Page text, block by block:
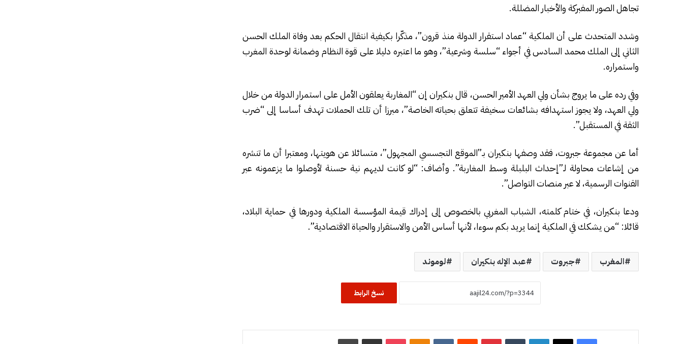
تجاهل الصور المفبركة والأخبار المضللة.
وشدد المتحدث على أن الملكية “عماد استقرار الدولة منذ قرون”، مذكّرا بكيفية انتقال الحكم بعد وفاة الملك الحسن
الثاني إلى الملك محمد السادس في أجواء “سلسة وشرعية”، وهو ما اعتبره دليلا على قوة النظام وضمانة لوحدة المغرب
واستمراره.
وفي رده على ما يروج بشأن ولي العهد الأمير الحسن، قال بنكيران إن “المغاربة يعلقون الأمل على استمرار الدولة من خلال
ولي العهد، ولا يجوز استهدافه بشائعات سخيفة تتعلق بحياته الخاصة”، مبرزا أن تلك الحملات تهدف أساسا إلى “ضرب
الثقة في المستقبل”.
أما عن مجموعة جبروت، فقد وصفها بنكيران بـ”الموقع التجسسي المجهول”، متسائلا عن هويتها، ومعتبرا أن ما تنشره
من إشاعات محاولة لـ”إحداث البلبلة وسط المغاربة”. وأضاف: “لو كانت لديهم نية حسنة لأوصلوا ما يزعمونه عبر
القنوات الرسمية، لا عبر منصات التواصل”.
ودعا بنكيران، في ختام كلمته، الشباب المغربي بالخصوص إلى إدراك قيمة المؤسسة الملكية ودورها في حماية البلاد،
قائلا: “من يشكك في الملكية إنما يريد بكم سوءا، لأنها أساس الأمن والاستقرار والحياة الاقتصادية”.
المغرب جبروت عبد الإله بنكيران لوموند
نسخ الرابط
فيسبوك ‫X لينكدإن بينتيريست ‏VKontakte